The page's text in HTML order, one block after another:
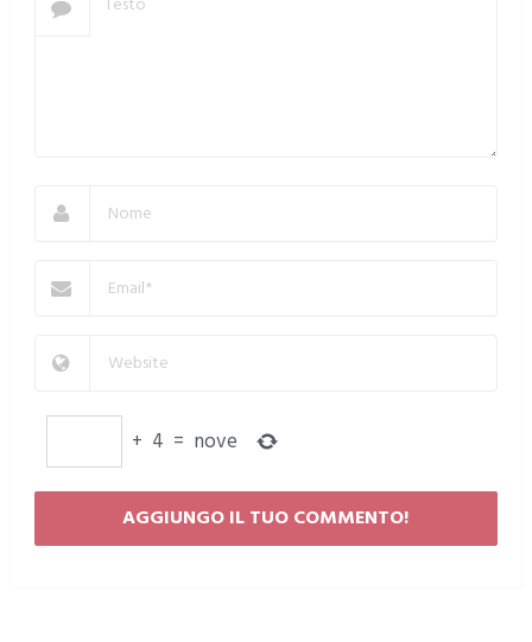
+ 4 = nove